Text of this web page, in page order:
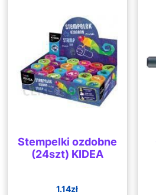
Stempelki ozdobne
(24szt) KIDEA
1.14zł